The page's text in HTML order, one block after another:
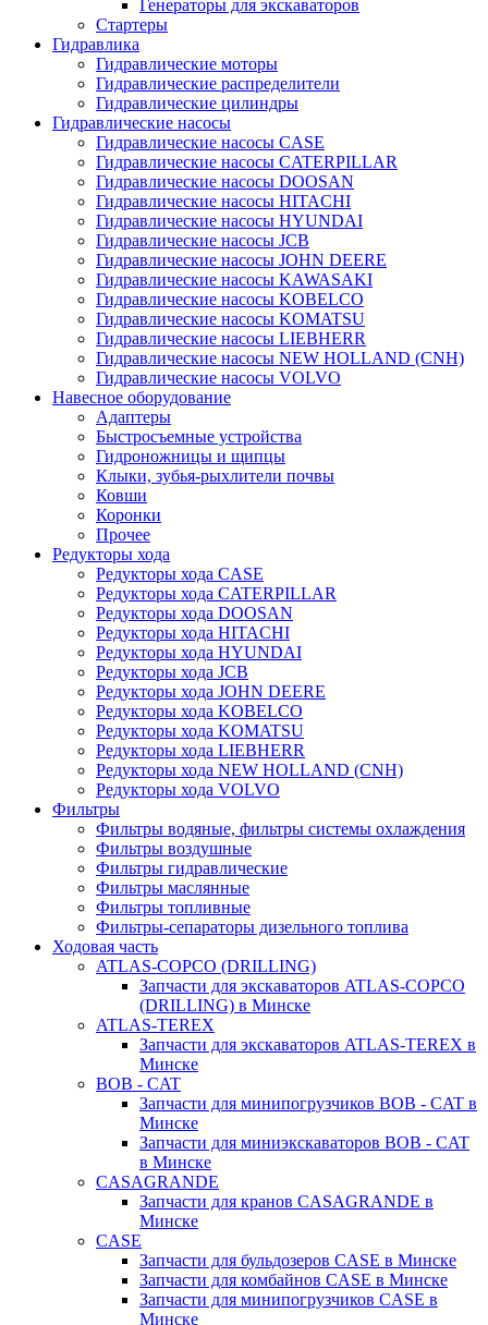
Генераторы для экскаваторов
Стартеры
Гидравлика
Гидравлические моторы
Гидравлические распределители
Гидравлические цилиндры
Гидравлические насосы
Гидравлические насосы CASE
Гидравлические насосы CATERPILLAR
Гидравлические насосы DOOSAN
Гидравлические насосы HITACHI
Гидравлические насосы HYUNDAI
Гидравлические насосы JCB
Гидравлические насосы JOHN DEERE
Гидравлические насосы KAWASAKI
Гидравлические насосы KOBELCO
Гидравлические насосы KOMATSU
Гидравлические насосы LIEBHERR
Гидравлические насосы NEW HOLLAND (CNH)
Гидравлические насосы VOLVO
Навесное оборудование
Адаптеры
Быстросъемные устройства
Гидроножницы и щипцы
Клыки, зубья-рыхлители почвы
Ковши
Коронки
Прочее
Редукторы хода
Редукторы хода CASE
Редукторы хода CATERPILLAR
Редукторы хода DOOSAN
Редукторы хода HITACHI
Редукторы хода HYUNDAI
Редукторы хода JCB
Редукторы хода JOHN DEERE
Редукторы хода KOBELCO
Редукторы хода KOMATSU
Редукторы хода LIEBHERR
Редукторы хода NEW HOLLAND (CNH)
Редукторы хода VOLVO
Фильтры
Фильтры водяные, фильтры системы охлаждения
Фильтры воздушные
Фильтры гидравлические
Фильтры маслянные
Фильтры топливные
Фильтры-сепараторы дизельного топлива
Ходовая часть
ATLAS-COPCO (DRILLING)
Запчасти для экскаваторов ATLAS-COPCO
(DRILLING) в Минске
ATLAS-TEREX
Запчасти для экскаваторов ATLAS-TEREX в
Минске
BOB - CAT
Запчасти для минипогрузчиков BOB - CAT в
Минске
Запчасти для миниэкскаваторов BOB - CAT
в Минске
CASAGRANDE
Запчасти для кранов CASAGRANDE в
Минске
CASE
Запчасти для бульдозеров CASE в Минске
Запчасти для комбайнов CASE в Минске
Запчасти для минипогрузчиков CASE в
Минске